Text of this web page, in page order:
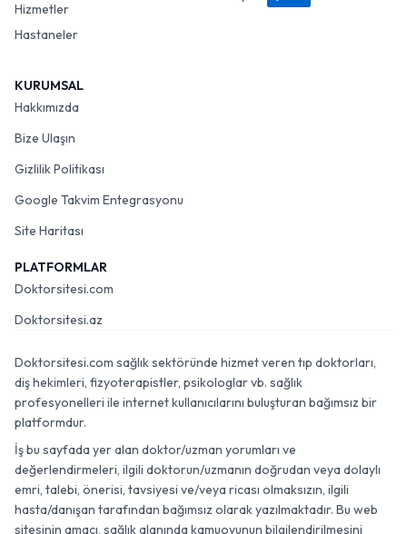
Hizmetler
Hastaneler
KURUMSAL
Hakkımızda
Bize Ulaşın
Gizlilik Politikası
Google Takvim Entegrasyonu
Site Haritası
PLATFORMLAR
Doktorsitesi.com
Doktorsitesi.az
Doktorsitesi.com sağlık sektöründe hizmet veren tıp doktorları,
diş hekimleri, fizyoterapistler, psikologlar vb. sağlık
profesyonelleri ile internet kullanıcılarını buluşturan bağımsız bir
platformdur.
İş bu sayfada yer alan doktor/uzman yorumları ve
değerlendirmeleri, ilgili doktorun/uzmanın doğrudan veya dolaylı
emri, talebi, önerisi, tavsiyesi ve/veya ricası olmaksızın, ilgili
hasta/danışan tarafından bağımsız olarak yazılmaktadır. Bu web
sitesinin amacı, sağlık alanında kamuoyunun bilgilendirilmesini